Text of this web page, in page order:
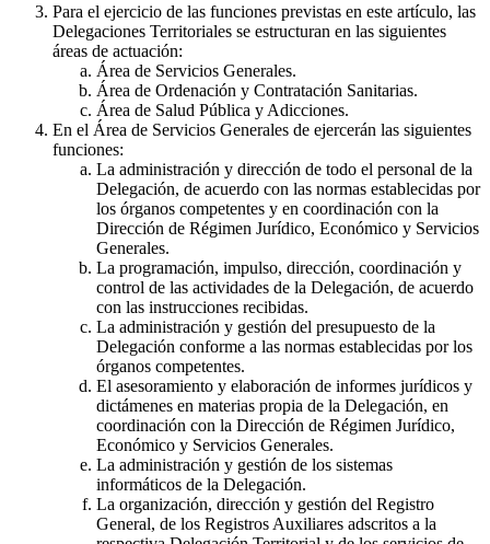
Para el ejercicio de las funciones previstas en este artículo, las
Delegaciones Territoriales se estructuran en las siguientes
áreas de actuación:
Área de Servicios Generales.
Área de Ordenación y Contratación Sanitarias.
Área de Salud Pública y Adicciones.
En el Área de Servicios Generales de ejercerán las siguientes
funciones:
La administración y dirección de todo el personal de la
Delegación, de acuerdo con las normas establecidas por
los órganos competentes y en coordinación con la
Dirección de Régimen Jurídico, Económico y Servicios
Generales.
La programación, impulso, dirección, coordinación y
control de las actividades de la Delegación, de acuerdo
con las instrucciones recibidas.
La administración y gestión del presupuesto de la
Delegación conforme a las normas establecidas por los
órganos competentes.
El asesoramiento y elaboración de informes jurídicos y
dictámenes en materias propia de la Delegación, en
coordinación con la Dirección de Régimen Jurídico,
Económico y Servicios Generales.
La administración y gestión de los sistemas
informáticos de la Delegación.
La organización, dirección y gestión del Registro
General, de los Registros Auxiliares adscritos a la